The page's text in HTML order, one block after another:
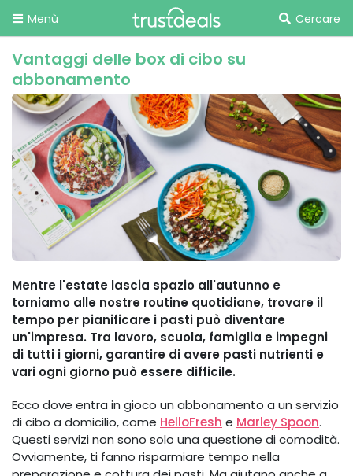
Menù Cercare
Vantaggi delle box di cibo su
abbonamento
Mentre l'estate lascia spazio all'autunno e
torniamo alle nostre routine quotidiane, trovare il
tempo per pianificare i pasti può diventare
un'impresa. Tra lavoro, scuola, famiglia e impegni
di tutti i giorni, garantire di avere pasti nutrienti e
vari ogni giorno può essere difficile.
Ecco dove entra in gioco un abbonamento a un servizio
di cibo a domicilio, come HelloFresh e Marley Spoon.
Questi servizi non sono solo una questione di comodità.
Ovviamente, ti fanno risparmiare tempo nella